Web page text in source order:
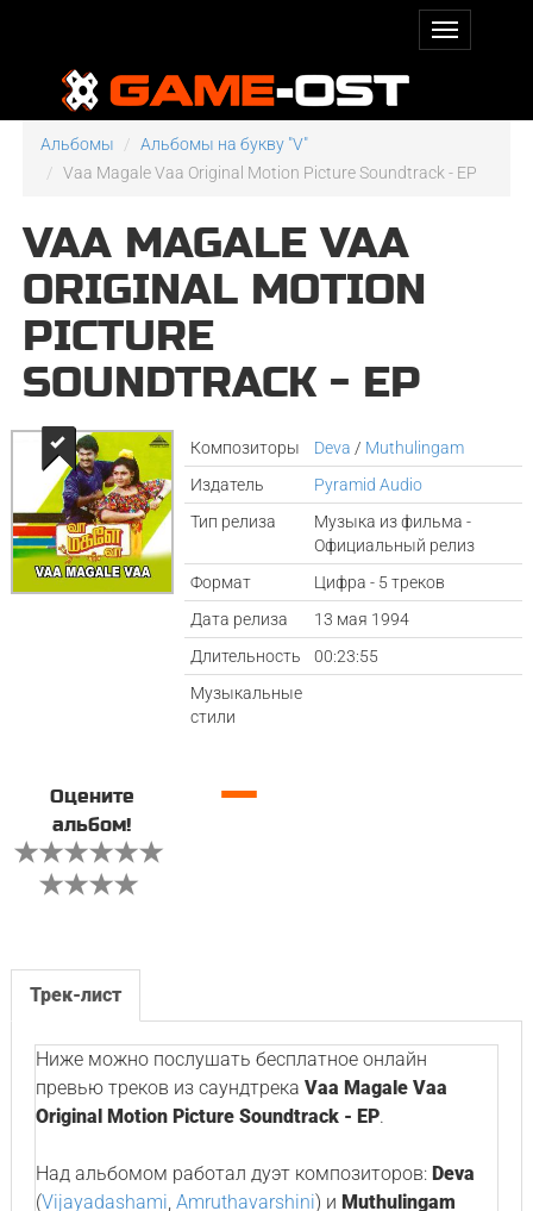
Альбомы
Альбомы на букву "V"
Vaa Magale Vaa Original Motion Picture Soundtrack - EP
VAA MAGALE VAA
ORIGINAL MOTION
PICTURE
SOUNDTRACK - EP
Композиторы Deva / Muthulingam
Издатель
Pyramid Audio
Тип релиза
Музыка из фильма -
Официальный релиз
Формат
Цифра - 5 треков
Дата релиза
13 мая 1994
Длительность
00:23:55
Музыкальные
стили
Оцените
альбом!
—
Трек-лист
Ниже можно послушать бесплатное онлайн
превью треков из саундтрека Vaa Magale Vaa
Original Motion Picture Soundtrack - EP.
Над альбомом работал дуэт композиторов: Deva
(Vijayadashami, Amruthavarshini) и Muthulingam